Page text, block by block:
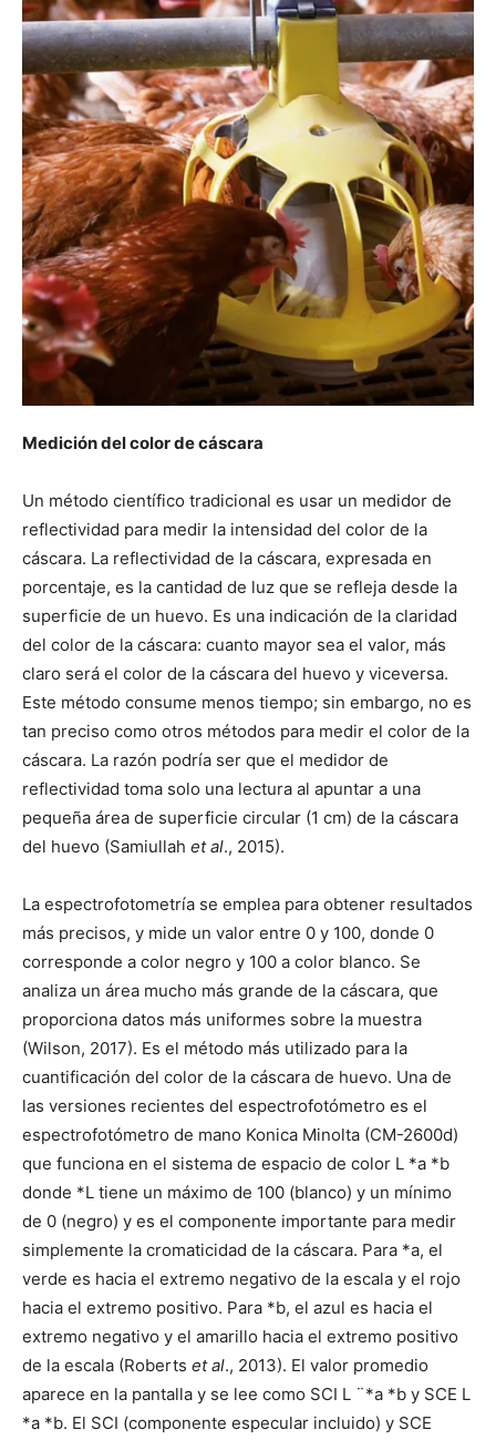
Medición del color de cáscara
Un método científico tradicional es usar un medidor de
reflectividad para medir la intensidad del color de la
cáscara. La reflectividad de la cáscara, expresada en
porcentaje, es la cantidad de luz que se refleja desde la
superficie de un huevo. Es una indicación de la claridad
del color de la cáscara: cuanto mayor sea el valor, más
claro será el color de la cáscara del huevo y viceversa.
Este método consume menos tiempo; sin embargo, no es
tan preciso como otros métodos para medir el color de la
cáscara. La razón podría ser que el medidor de
reflectividad toma solo una lectura al apuntar a una
pequeña área de superficie circular (1 cm) de la cáscara
del huevo (Samiullah et al., 2015).
La espectrofotometría se emplea para obtener resultados
más precisos, y mide un valor entre 0 y 100, donde 0
corresponde a color negro y 100 a color blanco. Se
analiza un área mucho más grande de la cáscara, que
proporciona datos más uniformes sobre la muestra
(Wilson, 2017). Es el método más utilizado para la
cuantificación del color de la cáscara de huevo. Una de
las versiones recientes del espectrofotómetro es el
espectrofotómetro de mano Konica Minolta (CM-2600d)
que funciona en el sistema de espacio de color L *a *b
donde *L tiene un máximo de 100 (blanco) y un mínimo
de 0 (negro) y es el componente importante para medir
simplemente la cromaticidad de la cáscara. Para *a, el
verde es hacia el extremo negativo de la escala y el rojo
hacia el extremo positivo. Para *b, el azul es hacia el
extremo negativo y el amarillo hacia el extremo positivo
de la escala (Roberts et al., 2013). El valor promedio
aparece en la pantalla y se lee como SCI L ¨*a *b y SCE L
*a *b. El SCI (componente especular incluido) y SCE